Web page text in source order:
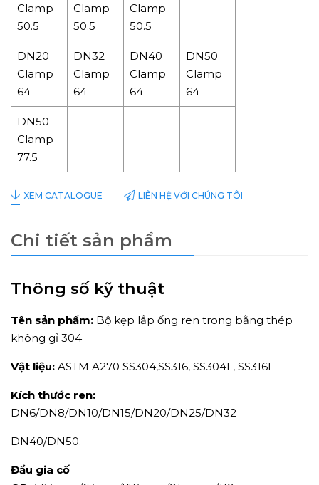
Clamp
50.5
Clamp
50.5
Clamp
50.5
DN20
Clamp
64
DN32
Clamp
64
DN40
Clamp
64
DN50
Clamp
64
DN50
Clamp
77.5
XEM CATALOGUE LIÊN HỆ VỚI CHÚNG TÔI
Chi tiết sản phẩm
Thông số kỹ thuật
Tên sản phẩm: Bộ kẹp lắp ống ren trong bằng thép
không gỉ 304
Vật liệu: ASTM A270 SS304,SS316, SS304L, SS316L
Kích thước ren:
DN6/DN8/DN10/DN15/DN20/DN25/DN32
DN40/DN50.
Đầu gia cố